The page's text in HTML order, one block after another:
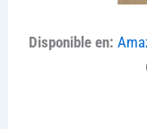
Disponible en: